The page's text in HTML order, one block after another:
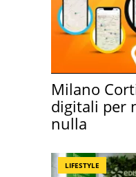
Milano
digitali per
nulla
LIFESTYLE